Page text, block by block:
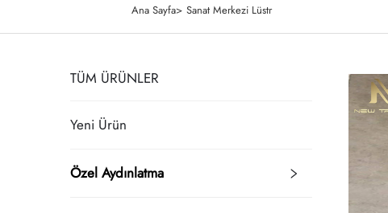
Ana Sayfa> Sanat Merkezi Lüstr
TÜM ÜRÜNLER
Yeni Ürün
Özel Aydınlatma